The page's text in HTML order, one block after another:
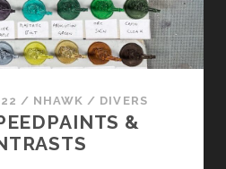
/ NHAWK / DIVERS
&